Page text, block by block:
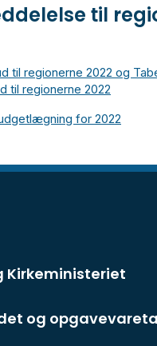
til
til regionerne 2022 og
til regionerne 2022
for 2022
Kirkeministeriet
og